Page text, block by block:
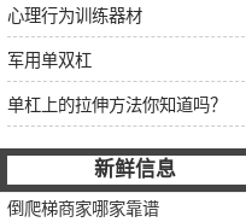
心理行为训练器材
军用单双杠
单杠上的拉伸方法你知道吗？
新鲜信息
倒爬梯商家哪家靠谱